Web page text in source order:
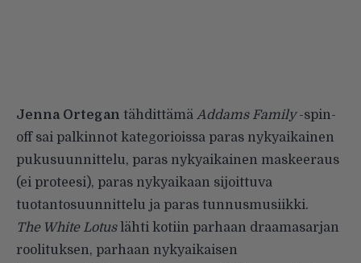
Jenna Ortegan tähdittämä Addams Family-spin-
off sai palkinnot kategorioissa paras nykyaikainen
pukusuunnittelu, paras nykyaikainen maskeeraus
(ei proteesi), paras nykyaikaan sijoittuva
tuotantosuunnittelu ja paras tunnusmusiikki.
The White Lotuslähti kotiin parhaan draamasarjan
roolituksen, parhaan nykyaikaisen